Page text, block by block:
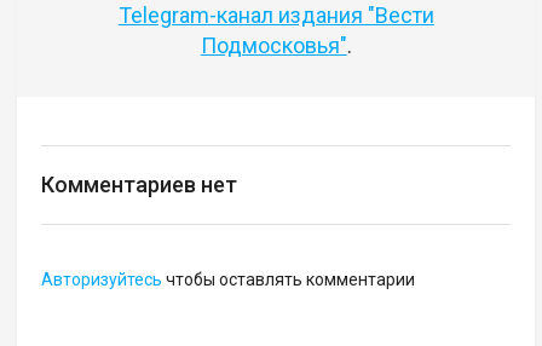
Telegram-канал издания "Вести
Подмосковья".
Комментариев нет
Авторизуйтесь чтобы оставлять комментарии